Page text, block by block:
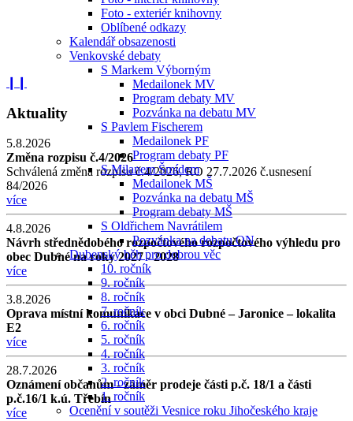
Foto - exteriér knihovny
Oblíbené odkazy
Kalendář obsazenosti
Venkovské debaty
S Markem Výborným
Medailonek MV
Program debaty MV
Pozvánka na debatu MV
S Pavlem Fischerem
Medailonek PF
Program debaty PF
S Milanem Šmídem
Medailonek MŠ
Pozvánka na debatu MŠ
Program debaty MŠ
S Oldřichem Navrátilem
Pozvánka na debatu ON
Dubenský běh pro dobrou věc
10. ročník
9. ročník
8. ročník
7. ročník
6. ročník
5. ročník
4. ročník
3. ročník
2. ročník
1. ročník
Ocenění v soutěži Vesnice roku Jihočeského kraje
Aktuality
5.8.2026
Změna rozpisu č.4/2026
Schválená změna rozpisu č.4/2026, RO 27.7.2026 č.usnesení
84/2026
více
4.8.2026
Návrh střednědobého rozpočtového rozpočtového výhledu pro
obec Dubné na roky 2027 - 2028
více
3.8.2026
Oprava místní komunikace v obci Dubné – Jaronice – lokalita
E2
více
28.7.2026
Oznámení občanům - záměr prodeje části p.č. 18/1 a části
p.č.16/1 k.ú. Třebín
více